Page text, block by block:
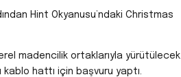
Hint Okyanusu’ndaki Christmas
madencilik ortaklarıyla yürütülecek.
kablo hattı için başvuru yaptı.